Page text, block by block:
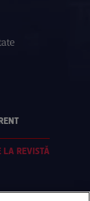
LA REVISTĂ